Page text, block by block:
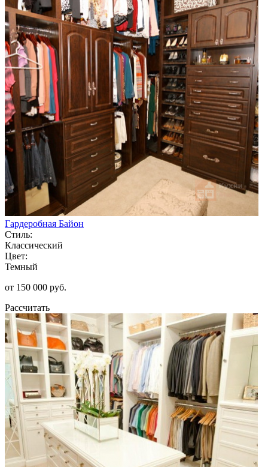
Гардеробная Байон
Стиль:
Классический
Цвет:
Темный
от 150 000 руб.
Рассчитать